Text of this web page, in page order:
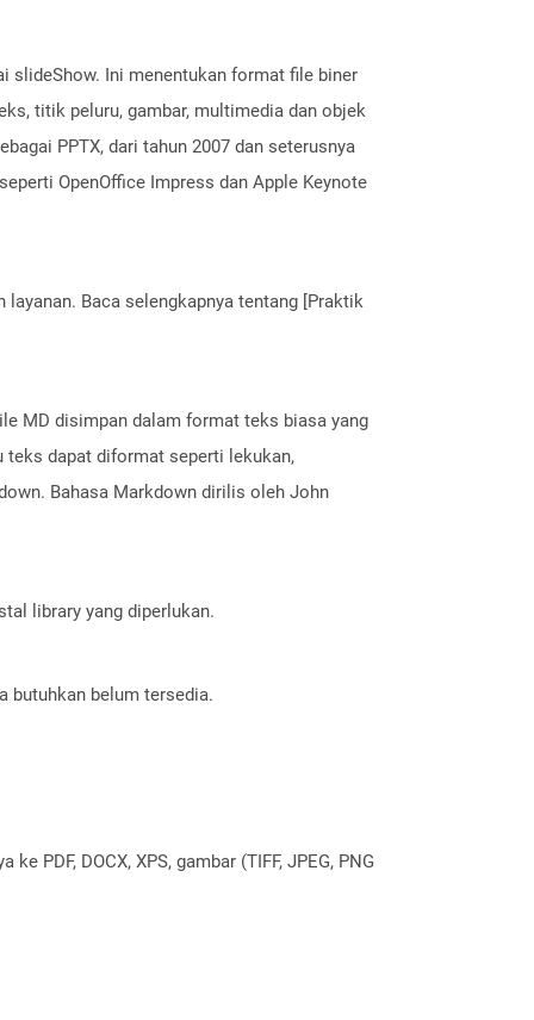
slideShow. Ini menentukan format file biner
titik peluru, gambar, multimedia dan objek
PPTX, dari tahun 2007 dan seterusnya
OpenOffice Impress dan Apple Keynote
Baca selengkapnya tentang [Praktik
MD disimpan dalam format teks biasa yang
teks dapat diformat seperti lekukan,
Bahasa Markdown dirilis oleh John
library yang diperlukan.
butuhkan belum tersedia.
PDF, DOCX, XPS, gambar (TIFF, JPEG, PNG